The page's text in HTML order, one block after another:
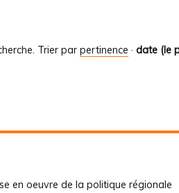
Trier par pertinence · date (le
en oeuvre de la politique régionale